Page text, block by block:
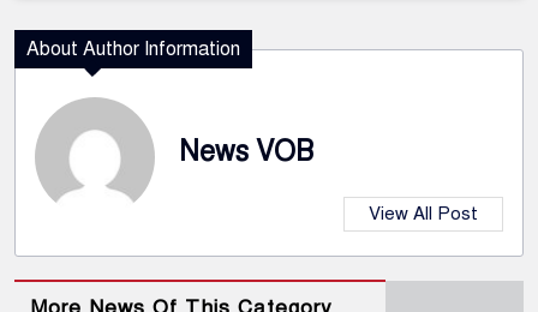
About Author Information
News VOB
View All Post